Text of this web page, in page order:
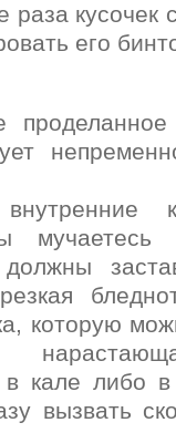
кусочек
его
мучаетесь
которую
в кале либо
вызвать